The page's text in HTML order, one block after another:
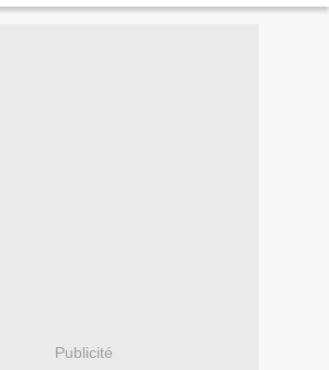
Publicité